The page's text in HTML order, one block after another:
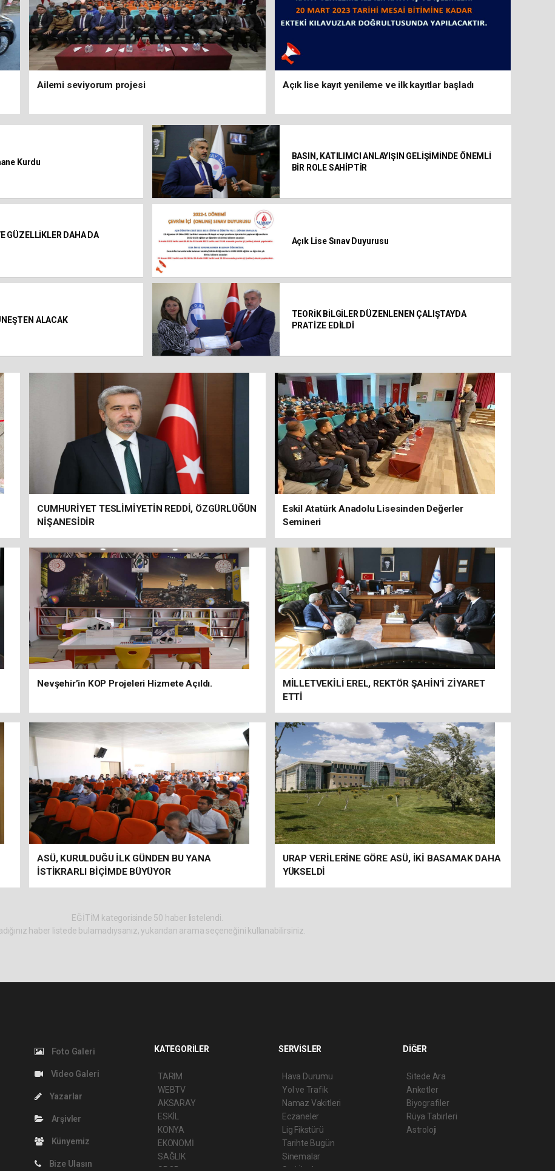
Ailemi seviyorum projesi Açık lise kayıt yenileme ve ilk kayıtlar başladı
Kurdu
BASIN, KATILIMCI ANLAYIŞIN GELİŞİMİNDE ÖNEMLİ
BİR ROLE SAHİPTİR
GÜZELLİKLER DAHA DA
Açık Lise Sınav Duyurusu
ALACAK
TEORİK BİLGİLER DÜZENLENEN ÇALIŞTAYDA
PRATİZE EDİLDİ
CUMHURİYET TESLİMİYETİN REDDİ, ÖZGÜRLÜĞÜN
NİŞANESİDİR
Eskil Atatürk Anadolu Lisesinden Değerler
Semineri
Nevşehir’in KOP Projeleri Hizmete Açıldı.
MİLLETVEKİLİ EREL, REKTÖR ŞAHİN’İ ZİYARET
ETTİ
ASÜ, KURULDUĞU İLK GÜNDEN BU YANA
İSTİKRARLI BİÇİMDE BÜYÜYOR
URAP VERİLERİNE GÖRE ASÜ, İKİ BASAMAK DAHA
YÜKSELDİ
EĞİTİM kategorisinde 50 haber listelendi.
haber listede bulamadıysanız, yukarıdan arama seçeneğini kullanabilirsiniz.
Foto Galeri
Video Galeri
Yazarlar
Arşivler
Künyemiz
Bize Ulaşın
KATEGORİLER
TARIM
WEBTV
AKSARAY
ESKİL
KONYA
EKONOMİ
SAĞLIK
SERVİSLER
Hava Durumu
Yol ve Trafik
Namaz Vakitleri
Eczaneler
Lig Fikstürü
Tarihte Bugün
Sinemalar
DİĞER
Sitede Ara
Anketler
Biyografiler
Rüya Tabirleri
Astroloji